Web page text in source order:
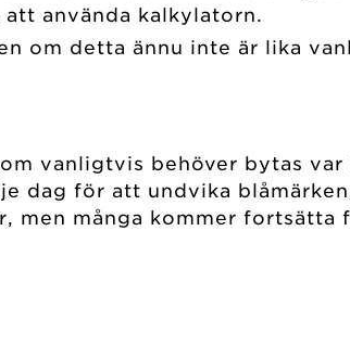
använda kalkylatorn.
om detta ännu inte är lika
vanligtvis behöver bytas
dag för att undvika
men många kommer